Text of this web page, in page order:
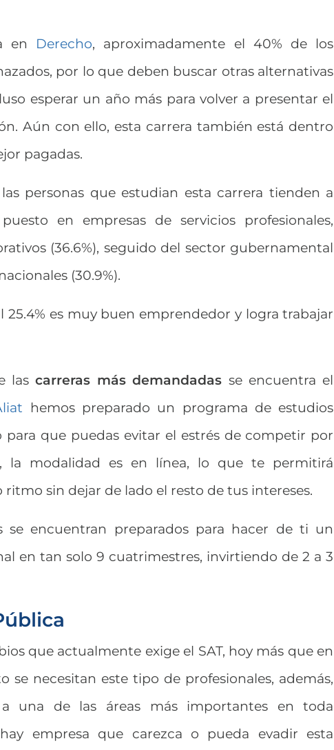
en Derecho, aproximadamente el 40% de los
por lo que deben buscar otras alternativas
esperar un año más para volver a presentar el
Aún con ello, esta carrera también está dentro
pagadas.
personas que estudian esta carrera tienden a
en empresas de servicios profesionales,
(36.6%), seguido del sector gubernamental
(30.9%).
25.4% es muy buen emprendedor y logra trabajar
lascarreras más demandadas se encuentra el
hemos preparado un programa de estudios
que puedas evitar el estrés de competir por
la modalidad es en línea, lo que te permitirá
sin dejar de lado el resto de tus intereses.
se encuentran preparados para hacer de ti un
en tan solo 9 cuatrimestres, invirtiendo de 2 a 3
que actualmente exige el SAT, hoy más que en
se necesitan este tipo de profesionales, además,
una de las áreas más importantes en toda
empresa que carezca o pueda evadir esta